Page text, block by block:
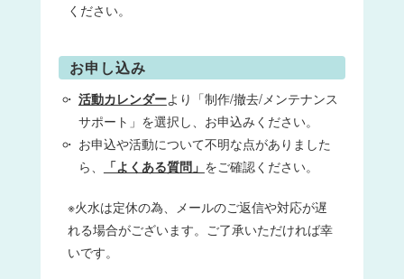
ください。
お申し込み
活動カレンダーより「制作/撤去/メンテナンス
サポート」を選択し、お申込みください。
お申込や活動について不明な点がありました
ら、
「よくある質問」 をご確認ください。
※火水は定休の為、メールのご返信や対応が遅
れる場合がございます。ご了承いただければ幸
いです。